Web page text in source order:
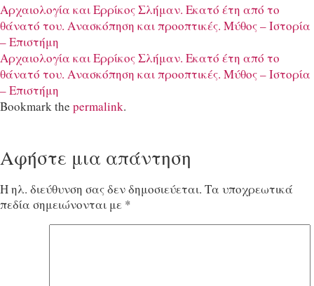
Αρχαιολογία και Ερρίκος Σλήμαν. Εκατό έτη από το
θάνατό του. Aνασκόπηση και προοπτικές. Μύθος – Ιστορία
– Επιστήμη
Αρχαιολογία και Ερρίκος Σλήμαν. Εκατό έτη από το
θάνατό του. Aνασκόπηση και προοπτικές. Μύθος – Ιστορία
– Επιστήμη
Bookmark the permalink.
Αφήστε μια απάντηση
Η ηλ. διεύθυνση σας δεν δημοσιεύεται. Τα υποχρεωτικά
πεδία σημειώνονται με *